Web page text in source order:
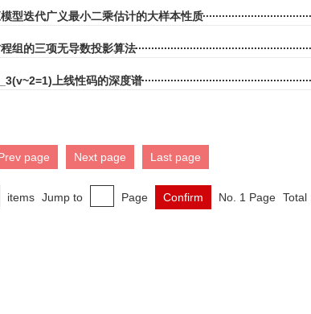
型迭代广义最小二乘估计的大样本性质
组的三项无导数投影算法
上线性码的深度谱
page Next page Last page
items Jump to Page Confirm No. 1 Page Total